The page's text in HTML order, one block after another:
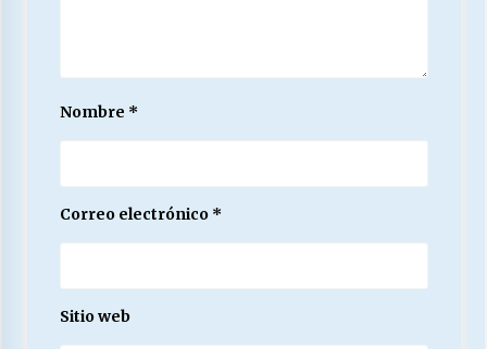
Nombre *
Correo electrónico *
Sitio web